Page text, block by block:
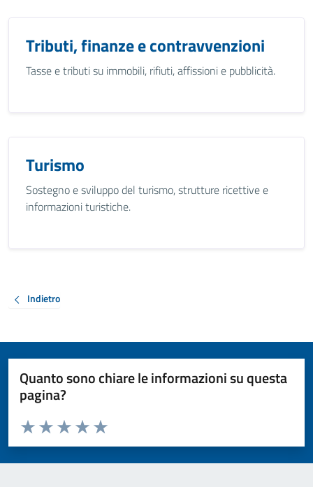
Tributi, finanze e contravvenzioni
Tasse e tributi su immobili, rifiuti, affissioni e pubblicità.
Turismo
Sostegno e sviluppo del turismo, strutture ricettive e
informazioni turistiche.
Indietro
Quanto sono chiare le informazioni su questa
pagina?
Valuta da 1 a 5 stelle la pagina
Valuta 5 stelle su 5
Valuta 4 stelle su 5
Valuta 3 stelle su 5
Valuta 2 stelle su 5
Valuta 1 stelle su 5